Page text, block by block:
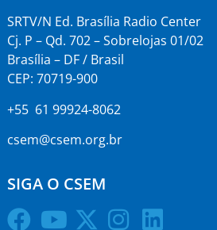
SRTV/N Ed. Brasília Radio Center
Cj. P – Qd. 702 – Sobrelojas 01/02
Brasília – DF / Brasil
CEP: 70719-900
+55 61 99924-8062
csem@csem.org.br
SIGA O CSEM